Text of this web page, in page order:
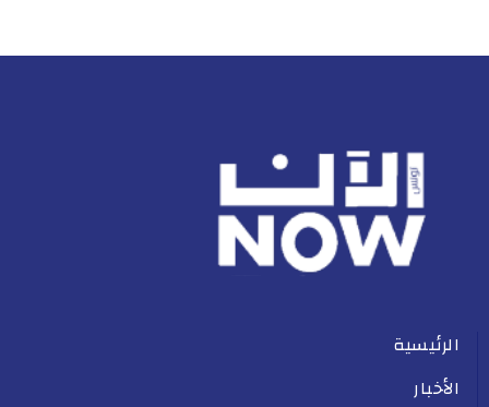
الرئيسية
الأخبار